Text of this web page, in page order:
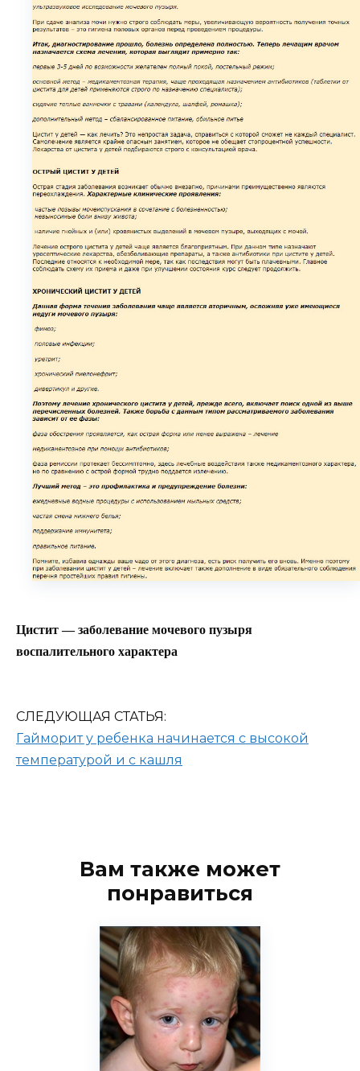
Цистит — заболевание мочевого пузыря
воспалительного характера
СЛЕДУЮЩАЯ СТАТЬЯ:
Гайморит у ребенка начинается с высокой
температурой и с кашля
Вам также может
понравиться